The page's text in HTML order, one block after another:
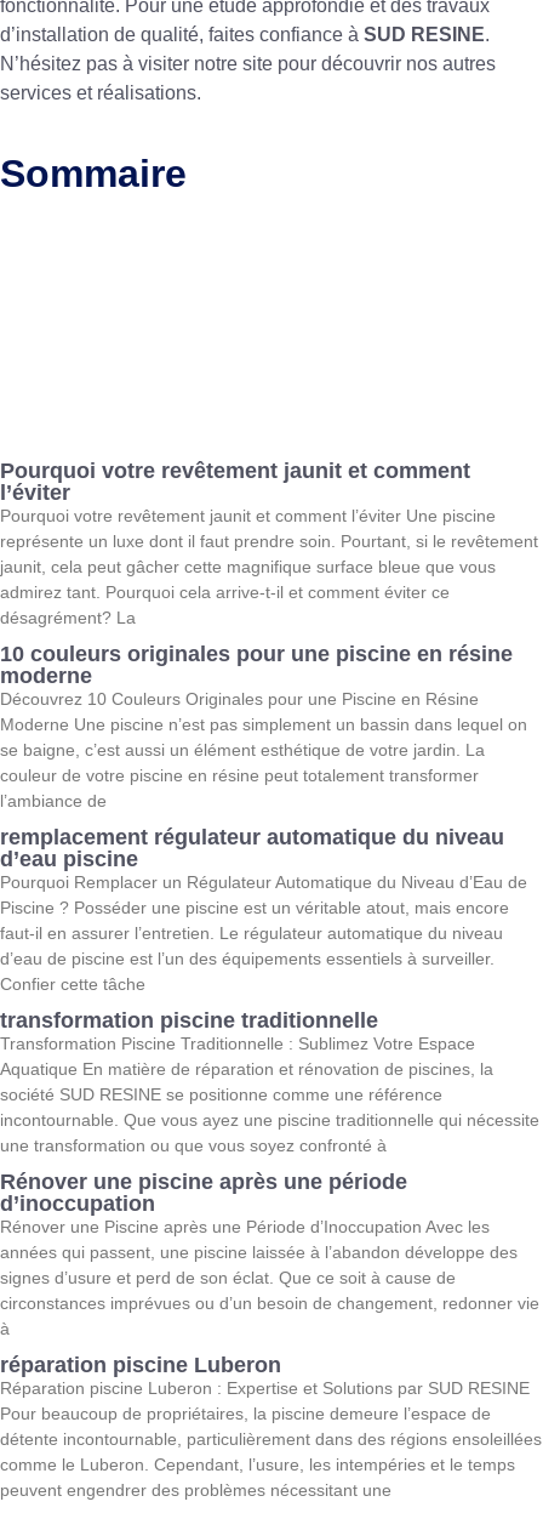
fonctionnalité. Pour une étude approfondie et des travaux
d’installation de qualité, faites confiance à SUD RESINE.
N’hésitez pas à visiter notre site pour découvrir nos autres
services et réalisations.
Sommaire
Pourquoi votre revêtement jaunit et comment
l’éviter
Pourquoi votre revêtement jaunit et comment l’éviter Une piscine
représente un luxe dont il faut prendre soin. Pourtant, si le revêtement
jaunit, cela peut gâcher cette magnifique surface bleue que vous
admirez tant. Pourquoi cela arrive-t-il et comment éviter ce
désagrément? La
10 couleurs originales pour une piscine en résine
moderne
Découvrez 10 Couleurs Originales pour une Piscine en Résine
Moderne Une piscine n’est pas simplement un bassin dans lequel on
se baigne, c’est aussi un élément esthétique de votre jardin. La
couleur de votre piscine en résine peut totalement transformer
l’ambiance de
remplacement régulateur automatique du niveau
d’eau piscine
Pourquoi Remplacer un Régulateur Automatique du Niveau d’Eau de
Piscine ? Posséder une piscine est un véritable atout, mais encore
faut-il en assurer l’entretien. Le régulateur automatique du niveau
d’eau de piscine est l’un des équipements essentiels à surveiller.
Confier cette tâche
transformation piscine traditionnelle
Transformation Piscine Traditionnelle : Sublimez Votre Espace
Aquatique En matière de réparation et rénovation de piscines, la
société SUD RESINE se positionne comme une référence
incontournable. Que vous ayez une piscine traditionnelle qui nécessite
une transformation ou que vous soyez confronté à
Rénover une piscine après une période
d’inoccupation
Rénover une Piscine après une Période d’Inoccupation Avec les
années qui passent, une piscine laissée à l’abandon développe des
signes d’usure et perd de son éclat. Que ce soit à cause de
circonstances imprévues ou d’un besoin de changement, redonner vie
à
réparation piscine Luberon
Réparation piscine Luberon : Expertise et Solutions par SUD RESINE
Pour beaucoup de propriétaires, la piscine demeure l’espace de
détente incontournable, particulièrement dans des régions ensoleillées
comme le Luberon. Cependant, l’usure, les intempéries et le temps
peuvent engendrer des problèmes nécessitant une